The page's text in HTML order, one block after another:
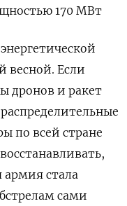
170 МВт
весной. Если
дронов и ракет
по всей стране
армия стала
сами